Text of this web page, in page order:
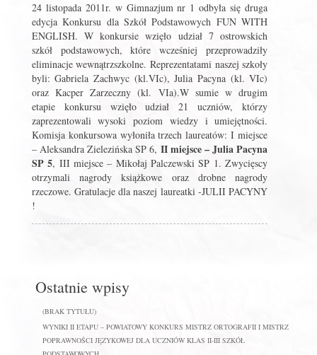
24 listopada 2011r. w Gimnazjum nr 1 odbyła się druga
edycja Konkursu dla Szkół Podstawowych FUN WITH
ENGLISH. W konkursie wzięło udział 7 ostrowskich
szkół podstawowych, które wcześniej przeprowadziły
eliminacje wewnątrzszkolne. Reprezentatami naszej szkoły
byli: Gabriela Zachwyc (kl.VIc), Julia Pacyna (kl. VIc)
oraz Kacper Zarzeczny (kl. VIa).W sumie w drugim
etapie konkursu wzięło udział 21 uczniów, którzy
zaprezentowali wysoki poziom wiedzy i umiejętności.
Komisja konkursowa wyłoniła trzech laureatów: I miejsce
– Aleksandra Zielezińska SP 6, II miejsce – Julia Pacyna
SP 5, III miejsce – Mikołaj Palczewski SP 1. Zwycięscy
otrzymali nagrody książkowe oraz drobne nagrody
rzeczowe. Gratulacje dla naszej laureatki -JULII PACYNY
!
Ostatnie wpisy
(BRAK TYTUŁU)
WYNIKI II ETAPU – POWIATOWY KONKURS MISTRZ ORTOGRAFII I MISTRZ
POPRAWNOŚCI JĘZYKOWEJ DLA UCZNIÓW KLAS II-III SZKÓŁ